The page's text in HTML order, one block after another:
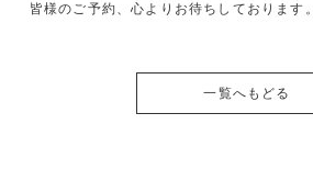
皆様のご予約、心よりお待ちしております。
一覧へもどる